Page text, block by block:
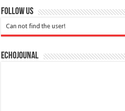
Follow Us
Can not find the user!
Echojounal